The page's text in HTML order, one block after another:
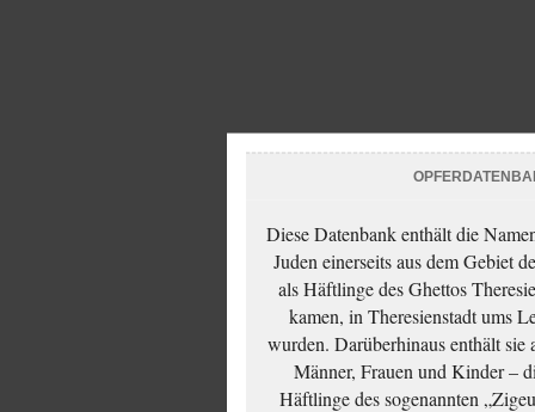
Diese Datenbank enthält die
Juden einerseits aus dem Gebiet
als Häftlinge des Ghettos
kamen, in Theresienstadt ums
wurden. Darüberhinaus enthält
Männer, Frauen und Kinder –
Häftlinge des sogenannten